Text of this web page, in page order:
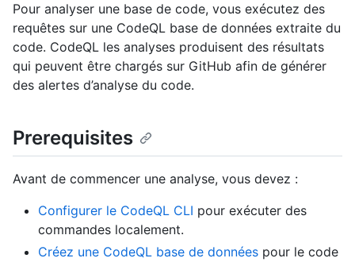
Pour analyser une base de code, vous exécutez des
requêtes sur une CodeQL base de données extraite du
code. CodeQL les analyses produisent des résultats
qui peuvent être chargés sur GitHub afin de générer
des alertes d’analyse du code.
Prerequisites
Avant de commencer une analyse, vous devez :
Configurer le CodeQL CLI pour exécuter des
commandes localement.
Créez une CodeQL base de données pour le code